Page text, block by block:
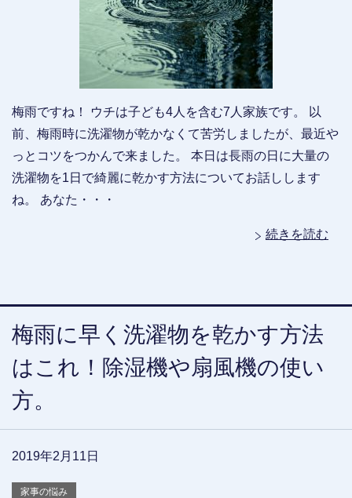
梅雨ですね！ ウチは子ども4人を含む7人家族です。 以
前、梅雨時に洗濯物が乾かなくて苦労しましたが、最近や
っとコツをつかんで来ました。 本日は長雨の日に大量の
洗濯物を1日で綺麗に乾かす方法についてお話しします
ね。 あなた・・・
続きを読む
梅雨に早く洗濯物を乾かす方法
はこれ！除湿機や扇風機の使い
方。
2019年2月11日
家事の悩み